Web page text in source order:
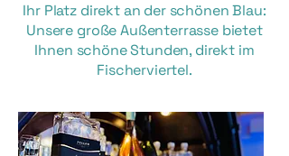
Ihr Platz direkt an der schönen Blau:
Unsere große Außenterrasse bietet
Ihnen schöne Stunden, direkt im
Fischerviertel.